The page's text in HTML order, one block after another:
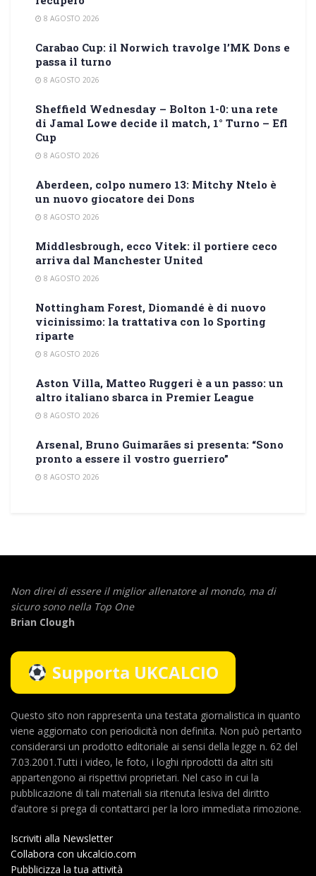
8 AGOSTO 2026
Carabao Cup: il Norwich travolge l’MK Dons e
passa il turno
8 AGOSTO 2026
Sheffield Wednesday – Bolton 1-0: una rete
di Jamal Lowe decide il match, 1° Turno – Efl
Cup
8 AGOSTO 2026
Aberdeen, colpo numero 13: Mitchy Ntelo è
un nuovo giocatore dei Dons
8 AGOSTO 2026
Middlesbrough, ecco Vitek: il portiere ceco
arriva dal Manchester United
8 AGOSTO 2026
Nottingham Forest, Diomandé è di nuovo
vicinissimo: la trattativa con lo Sporting
riparte
8 AGOSTO 2026
Aston Villa, Matteo Ruggeri è a un passo: un
altro italiano sbarca in Premier League
8 AGOSTO 2026
Arsenal, Bruno Guimarães si presenta: “Sono
pronto a essere il vostro guerriero”
8 AGOSTO 2026
Non direi di essere il miglior allenatore al mondo, ma di
sicuro sono nella Top One
Brian Clough
Supporta UKCALCIO
Questo sito non rappresenta una testata giornalistica in quanto
viene aggiornato con periodicità non definita. Non può pertanto
considerarsi un prodotto editoriale ai sensi della legge n. 62 del
7.03.2001.Tutti i video, le foto, i loghi riprodotti da altri siti
appartengono ai rispettivi proprietari. Nel caso in cui la
pubblicazione di tali materiali sia ritenuta lesiva del diritto
d’autore si prega di contattarci per la loro immediata rimozione.
Iscriviti alla Newsletter
Collabora con ukcalcio.com
Pubblicizza la tua attività